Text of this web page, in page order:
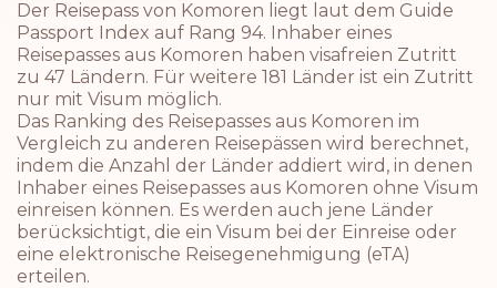
Der Reisepass von Komoren liegt laut dem Guide
Passport Index auf Rang 94. Inhaber eines
Reisepasses aus Komoren haben visafreien Zutritt
zu 47 Ländern. Für weitere 181 Länder ist ein Zutritt
nur mit Visum möglich.
Das Ranking des Reisepasses aus Komoren im
Vergleich zu anderen Reisepässen wird berechnet,
indem die Anzahl der Länder addiert wird, in denen
Inhaber eines Reisepasses aus Komoren ohne Visum
einreisen können. Es werden auch jene Länder
berücksichtigt, die ein Visum bei der Einreise oder
eine elektronische Reisegenehmigung (eTA)
erteilen.